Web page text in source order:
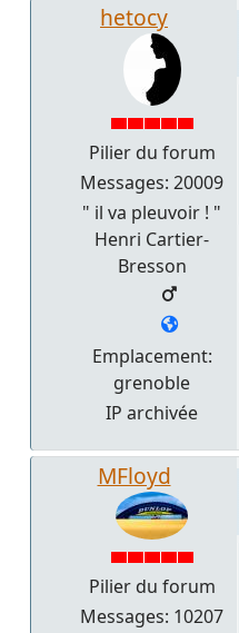
hetocy
Pilier du forum
Messages: 20009
" il va pleuvoir ! "
Henri Cartier-
Bresson
Emplacement:
grenoble
IP archivée
MFloyd
Pilier du forum
Messages: 10207